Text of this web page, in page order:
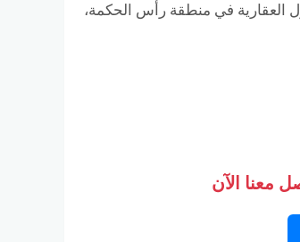
العقارية في منطقة رأس الحكمة،
معنا الآن